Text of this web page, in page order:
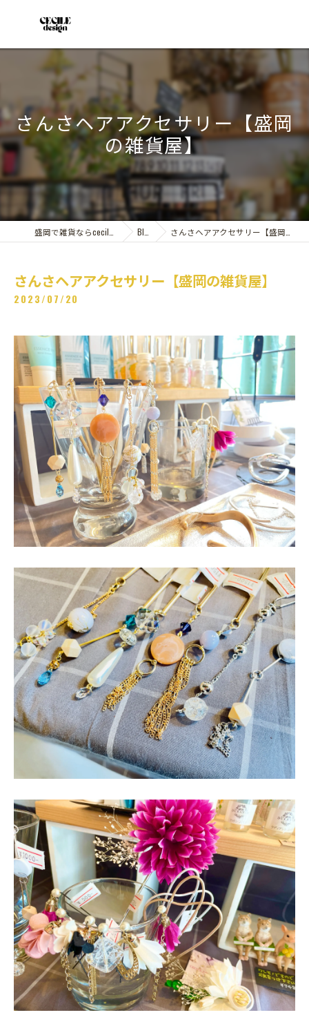
さんさヘアアクセサリー【盛岡
の雑貨屋】
Blog さんさヘアアクセサリー【盛岡の雑貨屋】
さんさヘアアクセサリー【盛岡の雑貨屋】
2023/07/20